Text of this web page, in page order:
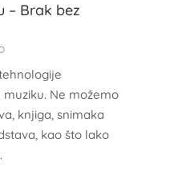
– Brak bez
Ne možemo
knjiga, snimaka
kao što lako